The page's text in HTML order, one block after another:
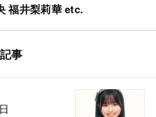
福井梨莉華 etc.
事